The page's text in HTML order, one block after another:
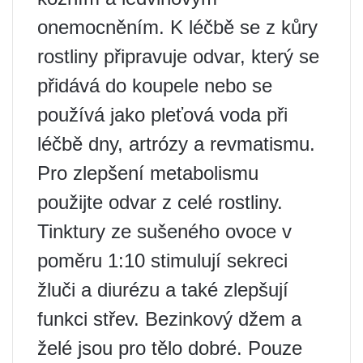
onemocněním. K léčbě se z kůry
rostliny připravuje odvar, který se
přidává do koupele nebo se
používá jako pleťová voda při
léčbě dny, artrózy a revmatismu.
Pro zlepšení metabolismu
použijte odvar z celé rostliny.
Tinktury ze sušeného ovoce v
poměru 1:10 stimulují sekreci
žluči a diurézu a také zlepšují
funkci střev. Bezinkový džem a
želé jsou pro tělo dobré. Pouze